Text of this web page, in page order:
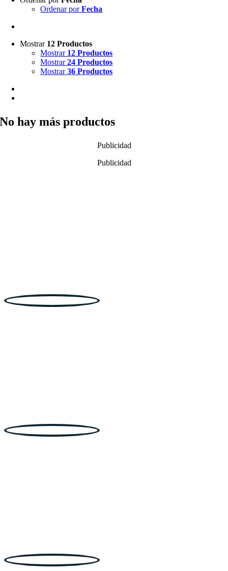
Ordenar porFecha
Mostrar 12 Productos
Mostrar 12 Productos
Mostrar24 Productos
Mostrar36 Productos
No hay más productos
Publicidad
Publicidad